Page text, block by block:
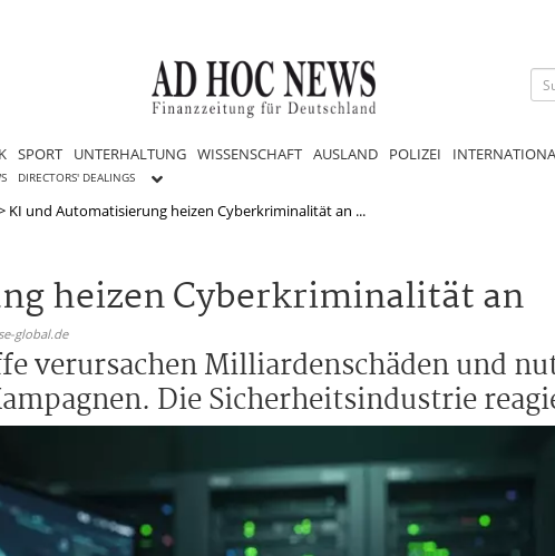
SPORT UNTERHALTUNG WISSENSCHAFT AUSLAND POLIZEI
DIRECTORS' DEALINGS
KI und Automatisierung heizen Cyberkriminalität an ...
heizen Cyberkriminalität an
global.de
verursachen Milliardenschäden und
Die Sicherheitsindustrie